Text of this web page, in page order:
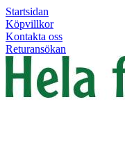
Startsidan
Köpvillkor
Kontakta oss
Returansökan